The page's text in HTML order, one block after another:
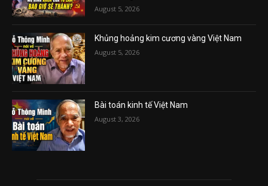
August 5, 2026
Khủng hoảng kim cương vàng Việt Nam
August 5, 2026
Bài toán kinh tế Việt Nam
August 3, 2026